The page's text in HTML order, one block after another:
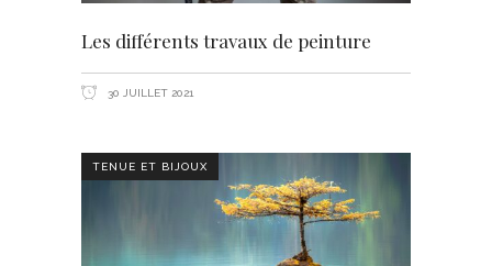
Les différents travaux de peinture
30 JUILLET 2021
TENUE ET BIJOUX